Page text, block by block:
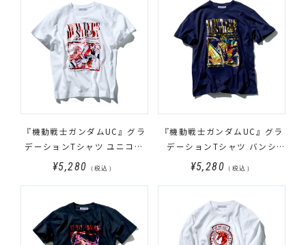
『機動戦士ガンダムUC』グラ
デーションTシャツ ユニコー
ンガンダム柄
¥5,280 （税込）
『機動戦士ガンダムUC』グラ
デーションTシャツ バンシ
ィ・ノルン柄
¥5,280 （税込）